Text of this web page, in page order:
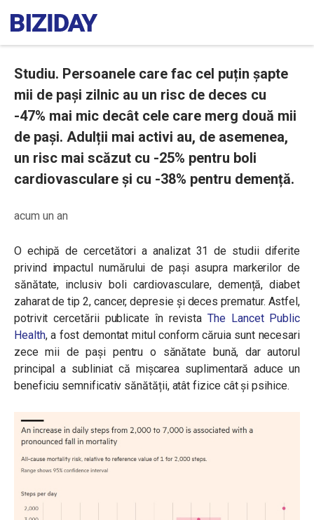
Studiu. Persoanele care fac cel puțin șapte
mii de pași zilnic au un risc de deces cu
-47% mai mic decât cele care merg două mii
de pași. Adulții mai activi au, de asemenea,
un risc mai scăzut cu -25% pentru boli
cardiovasculare și cu -38% pentru demență.
acum un an
O echipă de cercetători a analizat 31 de studii diferite
privind impactul numărului de pași asupra markerilor de
sănătate, inclusiv boli cardiovasculare, demență, diabet
zaharat de tip 2, cancer, depresie și deces prematur. Astfel,
potrivit cercetării publicate în revistaThe Lancet Public
Health, a fost demontat mitul conform căruia sunt necesari
zece mii de pași pentru o sănătate bună, dar autorul
principal a subliniat că mișcarea suplimentară aduce un
beneficiu semnificativ sănătății, atât fizice cât și psihice.